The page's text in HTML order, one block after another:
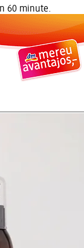
60 minute.